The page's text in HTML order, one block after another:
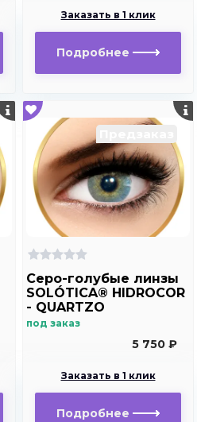
Заказать в 1 клик
Подробнее
Серо-голубые линзы
SOLÓTICA® HIDROCOR
- QUARTZO
под заказ
5 750 ₽
Заказать в 1 клик
Подробнее